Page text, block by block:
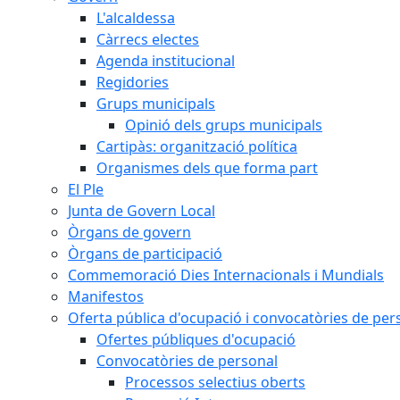
L'alcaldessa
Càrrecs electes
Agenda institucional
Regidories
Grups municipals
Opinió dels grups municipals
Cartipàs: organització política
Organismes dels que forma part
El Ple
Junta de Govern Local
Òrgans de govern
Òrgans de participació
Commemoració Dies Internacionals i Mundials
Manifestos
Oferta pública d'ocupació i convocatòries de
Ofertes públiques d'ocupació
Convocatòries de personal
Processos selectius oberts